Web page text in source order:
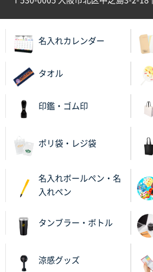
名入れカレンダー
タオル
印鑑・ゴム印
ポリ袋・レジ袋
名入れボールペン・名
入れペン
タンブラー・ボトル
涼感グッズ